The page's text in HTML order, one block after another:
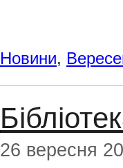
Новини,
26 вересня